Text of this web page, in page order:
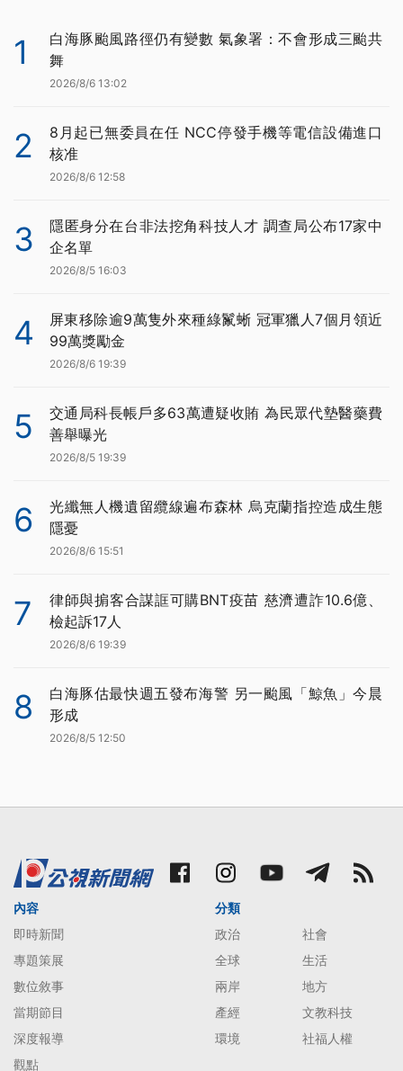
1
白海豚颱風路徑仍有變數 氣象署：不會形成三颱共
舞
2026/8/6 13:02
2
8月起已無委員在任 NCC停發手機等電信設備進口
核准
2026/8/6 12:58
3
隱匿身分在台非法挖角科技人才 調查局公布17家中
企名單
2026/8/5 16:03
4
屏東移除逾9萬隻外來種綠鬣蜥 冠軍獵人7個月領近
99萬獎勵金
2026/8/6 19:39
5
交通局科長帳戶多63萬遭疑收賄 為民眾代墊醫藥費
善舉曝光
2026/8/5 19:39
6
光纖無人機遺留纜線遍布森林 烏克蘭指控造成生態
隱憂
2026/8/6 15:51
7
律師與掮客合謀誆可購BNT疫苗 慈濟遭詐10.6億、
檢起訴17人
2026/8/6 19:39
8
白海豚估最快週五發布海警 另一颱風「鯨魚」今晨
形成
2026/8/5 12:50
內容
即時新聞
專題策展
數位敘事
當期節目
深度報導
觀點
分類
政治
社會
全球
生活
兩岸
地方
產經
文教科技
環境
社福人權